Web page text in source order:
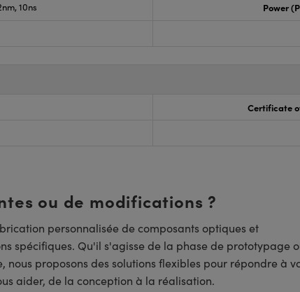
10ns Power
Certificate
ou de modifications ?
personnalisée de composants optiques et
spécifiques. Qu'il s'agisse de la phase de prototypage
proposons des solutions flexibles pour répondre à
aider, de la conception à la réalisation.